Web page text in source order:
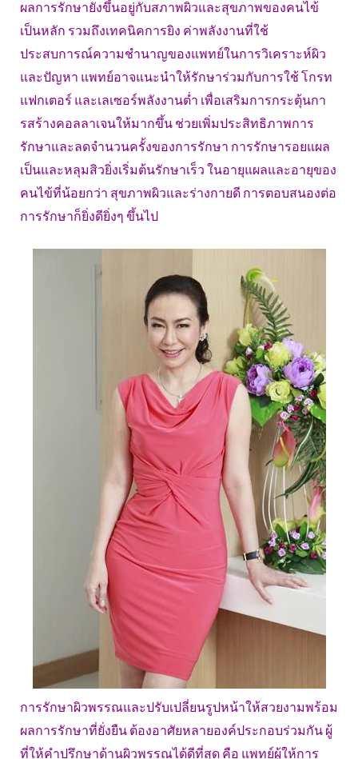
ผลการรักษายังขึ้นอยู่กับสภาพผิวและสุขภาพของคนไข้
เป็นหลัก รวมถึงเทคนิคการยิง ค่าพลังงานที่ใช้
ประสบการณ์ความชำนาญของแพทย์ในการวิเคราะห์ผิว
และปัญหา แพทย์อาจแนะนำให้รักษาร่วมกับการใช้ โกรท
แฟกเตอร์ และเลเซอร์พลังงานต่ำ เพื่อเสริมการกระตุ้นกา
รสร้างคอลลาเจนให้มากขึ้น ช่วยเพิ่มประสิทธิภาพการ
รักษาและลดจำนวนครั้งของการรักษา การรักษารอยแผล
เป็นและหลุมสิวยิ่งเริ่มต้นรักษาเร็ว ในอายุแผลและอายุของ
คนไข้ที่น้อยกว่า สุขภาพผิวและร่างกายดี การตอบสนองต่อ
การรักษาก็ยิ่งดียิ่งๆ ขึ้นไป
การรักษาผิวพรรณและปรับเปลี่ยนรูปหน้าให้สวยงามพร้อม
ผลการรักษาที่ยั่งยืน ต้องอาศัยหลายองค์ประกอบร่วมกัน ผู้
ที่ให้คำปรึกษาด้านผิวพรรณได้ดีที่สุด คือ แพทย์ผู้ให้การ